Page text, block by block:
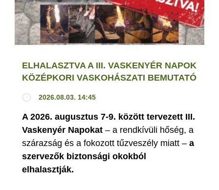
ELHALASZTVA A III. VASKENYÉR NAPOK
KÖZÉPKORI VASKOHÁSZATI BEMUTATÓ
2026.08.03. 14:45
A 2026. augusztus 7-9. között tervezett III.
Vaskenyér Napokat – a rendkívüli hőség, a
szárazság és a fokozott tűzveszély miatt – a
szervezők biztonsági okokból
elhalasztják.